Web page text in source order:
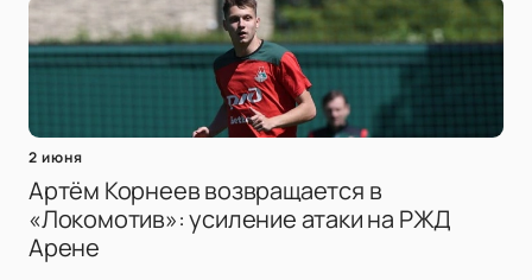
2 июня
Артём Корнеев возвращается в
«Локомотив»: усиление атаки на РЖД
Арене